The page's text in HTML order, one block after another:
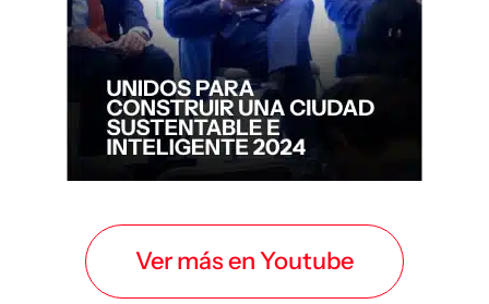
Ver más en Youtube